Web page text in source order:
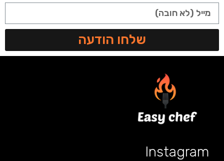
שלחו הודעה
Instagram